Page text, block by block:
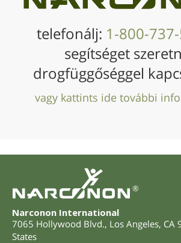
telefonálj: 1-800-
segítséget
drogfüggőséggel
vagy kattints ide további
®
Narconon International
7065 Hollywood Blvd., Los Angeles, CA
States